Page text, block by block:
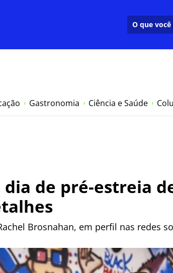
Gastronomia Ciência e Saúde
de pré-estreia
Brosnahan, em perfil nas redes